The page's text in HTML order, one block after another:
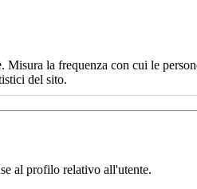
la frequenza con cui le
del sito.
al profilo relativo all'utente.